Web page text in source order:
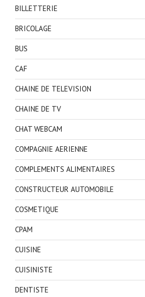
BILLETTERIE
BRICOLAGE
BUS
CAF
CHAINE DE TELEVISION
CHAINE DE TV
CHAT WEBCAM
COMPAGNIE AERIENNE
COMPLEMENTS ALIMENTAIRES
CONSTRUCTEUR AUTOMOBILE
COSMETIQUE
CPAM
CUISINE
CUISINISTE
DENTISTE